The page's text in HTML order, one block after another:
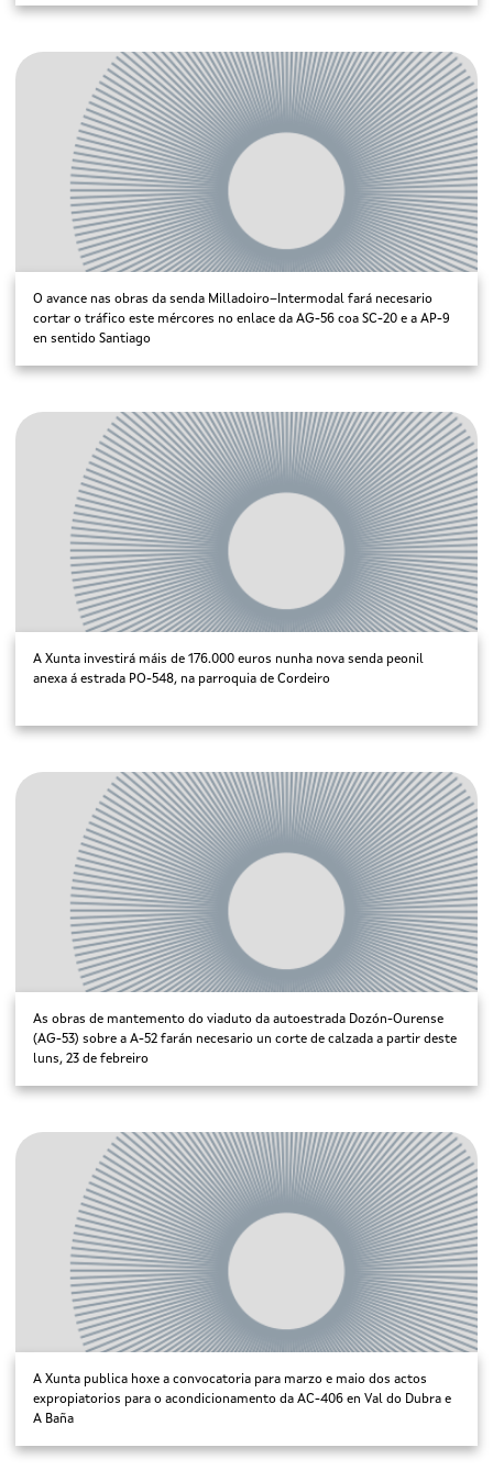
O avance nas obras da senda Milladoiro–Intermodal fará necesario
cortar o tráfico este mércores no enlace da AG-56 coa SC-20 e a AP-9
en sentido Santiago
A Xunta investirá máis de 176.000 euros nunha nova senda peonil
anexa á estrada PO-548, na parroquia de Cordeiro
As obras de mantemento do viaduto da autoestrada Dozón-Ourense
(AG-53) sobre a A-52 farán necesario un corte de calzada a partir deste
luns, 23 de febreiro
A Xunta publica hoxe a convocatoria para marzo e maio dos actos
expropiatorios para o acondicionamento da AC-406 en Val do Dubra e
A Baña